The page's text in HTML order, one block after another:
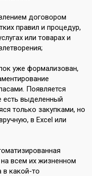
договором
правил и процедур,
или товарах и
уже формализован,
Появляется
есть выделенный
только закупками, но
в Excel или
всем их жизненном
в какой-то